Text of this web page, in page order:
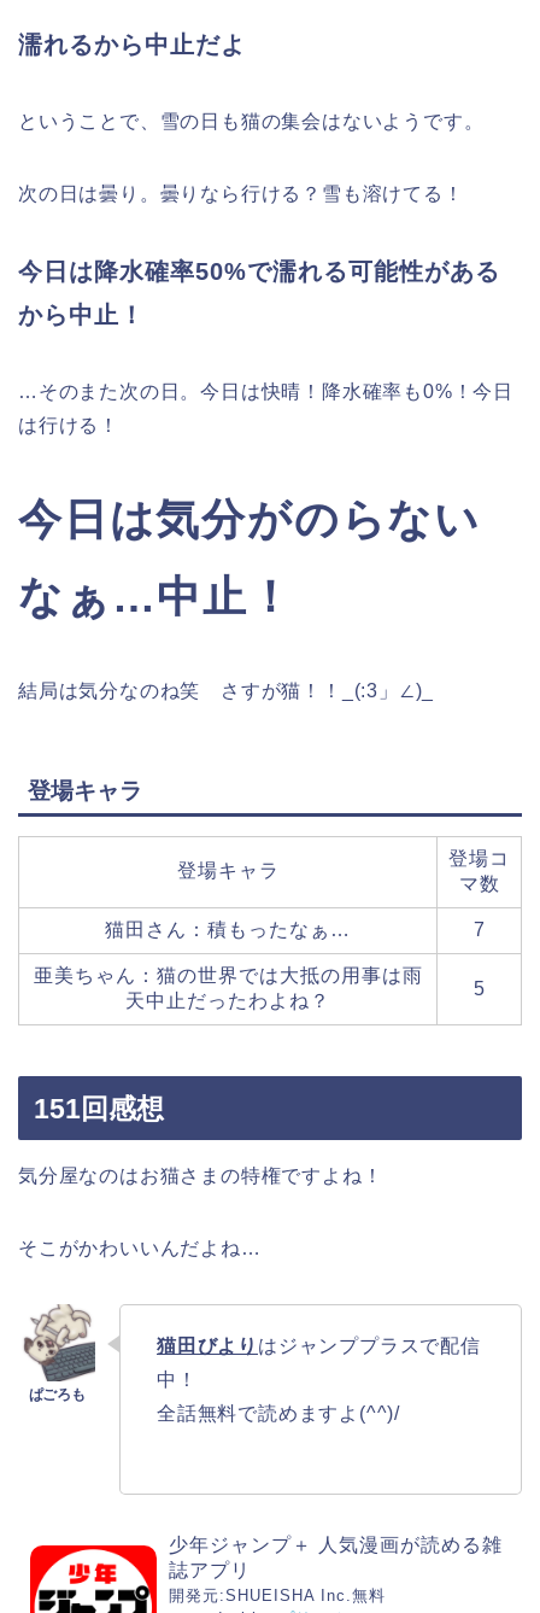
濡れるから中止だよ
ということで、雪の日も猫の集会はないようです。
次の日は曇り。曇りなら行ける？雪も溶けてる！
今日は降水確率50%で濡れる可能性がある
から中止！
…そのまた次の日。今日は快晴！降水確率も0%！今日
は行ける！
今日は気分がのらない
なぁ…中止！
結局は気分なのね笑 さすが猫！！_(:3」∠)_
登場キャラ
登場キャラ
登場コ
マ数
猫田さん：積もったなぁ… 7
亜美ちゃん：猫の世界では大抵の用事は雨
天中止だったわよね？
5
151回感想
気分屋なのはお猫さまの特権ですよね！
そこがかわいいんだよね…
猫田びより はジャンププラスで配信
中！
全話無料で読めますよ(^^)/
少年ジャンプ＋ 人気漫画が読める雑
誌アプリ
開発元:SHUEISHA Inc. 無料